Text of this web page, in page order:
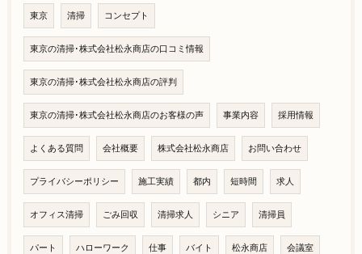
東京 清掃 コンセプト
東京の清掃･株式会社松永商店の口コミ情報
東京の清掃･株式会社松永商店の評判
東京の清掃･株式会社松永商店のお客様の声 事業内容 採用情報
よくある質問 会社概要 株式会社松永商店 お問い合わせ
プライバシーポリシー 施工実績 都内 短時間 求人
オフィス清掃 ごみ回収 清掃求人 シニア 清掃員
パート ハローワーク 仕事 バイト 松永商店 会議室